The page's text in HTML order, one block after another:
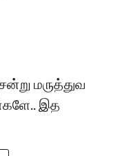
மருத்துவ
இத